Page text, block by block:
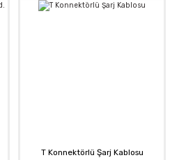
T Konnektörlü Şarj Kablosu